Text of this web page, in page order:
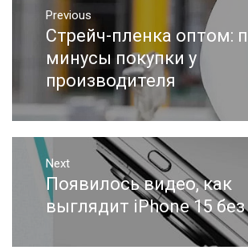
Навигация
записям
Previous
Previous
post:
Стрейч-пленка оптом:
минусы покупки у
производителя
Next
Next
post:
Появилось видео, как
выглядит iPhone 15